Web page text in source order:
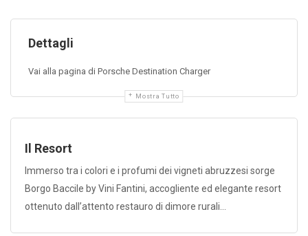
Dettagli
Vai alla pagina di Porsche Destination Charger
Mostra Tutto
Il Resort
Immerso tra i colori e i profumi dei vigneti abruzzesi sorge
Borgo Baccile by Vini Fantini, accogliente ed elegante resort
ottenuto dall’attento restauro di dimore rurali…